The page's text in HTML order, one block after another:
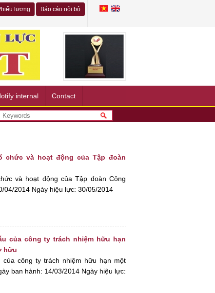
lương Báo cáo nội bộ
internal Contact
chức và hoạt động của Tập đoàn
và hoạt động của Tập đoàn Công
04/2014 Ngày hiệu lực: 30/05/2014
của công ty trách nhiệm hữu hạn
hữu
công ty trách nhiệm hữu hạn một
ban hành: 14/03/2014 Ngày hiệu lực: